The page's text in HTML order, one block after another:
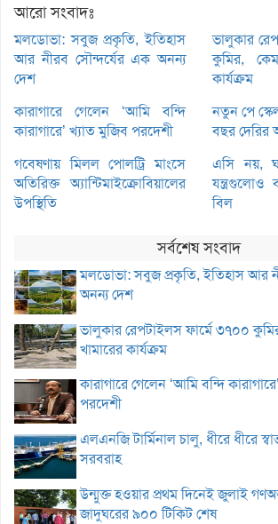
আরো সংবাদঃ
মলডোভা: সবুজ প্রকৃতি, ইতিহাস
আর নীরব সৌন্দর্যের এক অনন্য
দেশ
ভালুকার
কুমির,
কার্যক্রম
কারাগারে গেলেন ‘আমি বন্দি
কারাগারে’ খ্যাত মুজিব পরদেশী
নতুন পে
বছর দেরির
গবেষণায় মিলল পোলট্রি মাংসে
অতিরিক্ত অ্যান্টিমাইক্রোবিয়ালের
উপস্থিতি
এসি নয়,
যন্ত্রগুলোও
বিল
সর্বশেষ সংবাদ
মলডোভা: সবুজ প্রকৃতি, ইতিহাস আর
অনন্য দেশ
ভালুকার রেপটাইলস ফার্মে ৩৭০০
খামারের কার্যক্রম
কারাগারে গেলেন ‘আমি বন্দি
পরদেশী
এলএনজি টার্মিনাল চালু, ধীরে ধীরে
সরবরাহ
উন্মুক্ত হওয়ার প্রথম দিনেই জুলাই
জাদুঘরের ৯০০ টিকিট শেষ